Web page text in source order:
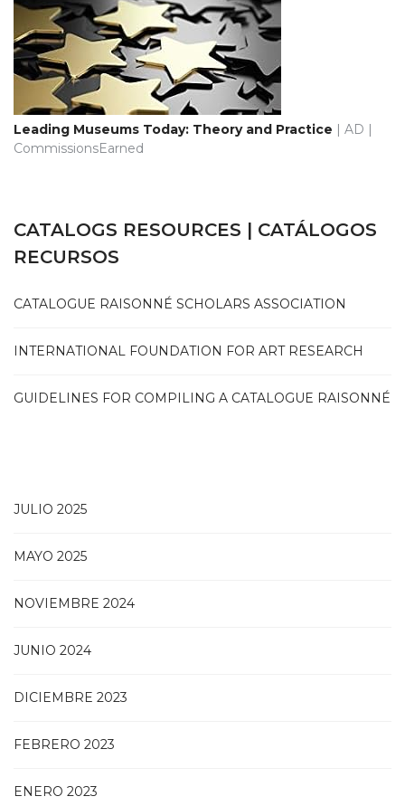
Leading Museums Today: Theory and Practice | AD |
CommissionsEarned
CATALOGS RESOURCES | CATÁLOGOS
RECURSOS
CATALOGUE RAISONNÉ SCHOLARS ASSOCIATION
INTERNATIONAL FOUNDATION FOR ART RESEARCH
GUIDELINES FOR COMPILING A CATALOGUE RAISONNÉ
JULIO 2025
MAYO 2025
NOVIEMBRE 2024
JUNIO 2024
DICIEMBRE 2023
FEBRERO 2023
ENERO 2023